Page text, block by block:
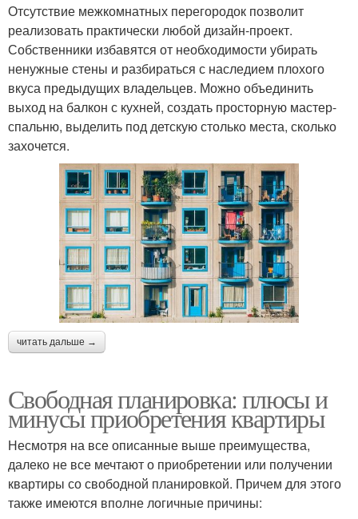
Отсутствие межкомнатных перегородок позволит
реализовать практически любой дизайн-проект.
Собственники избавятся от необходимости убирать
ненужные стены и разбираться с наследием плохого
вкуса предыдущих владельцев. Можно объединить
выход на балкон с кухней, создать просторную мастер-
спальню, выделить под детскую столько места, сколько
захочется.
читать дальше →
Свободная планировка: плюсы и
минусы приобретения квартиры
Несмотря на все описанные выше преимущества,
далеко не все мечтают о приобретении или получении
квартиры со свободной планировкой. Причем для этого
также имеются вполне логичные причины: